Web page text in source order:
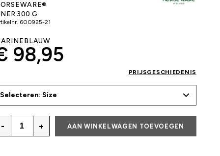
300 G
600925-21
98,95
PRIJSGESCHIEDENIS
Selecteren: Size
- + AAN WINKELWAGEN TOEVOEGEN